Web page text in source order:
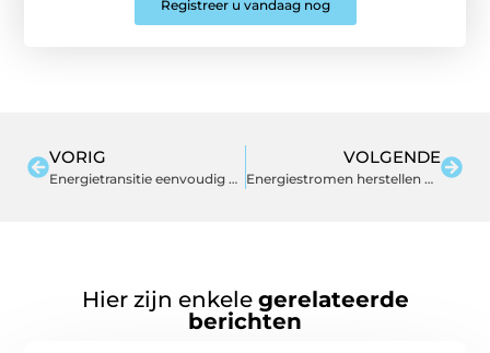
Registreer u vandaag nog
VORIG
Energietransitie eenvoudig door aanschaf elektrische cv
VOLGENDE
Energiestromen herstellen met acupunctuur in Eindhoven
Hier zijn enkele gerelateerde
berichten